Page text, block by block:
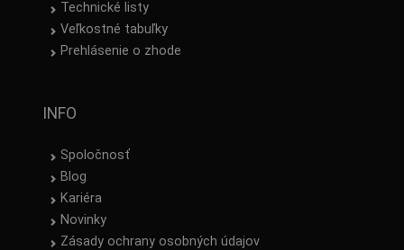
Technické listy
Veľkostné tabuľky
Prehlásenie o zhode
INFO
Spoločnosť
Blog
Kariéra
Novinky
Zásady ochrany osobných údajov